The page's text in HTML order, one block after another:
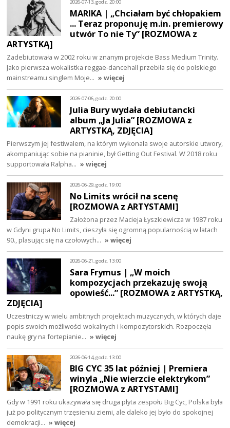
2026-07-13, godz. 20:00
MARIKA | „Chciałam być chłopakiem
... Teraz proponuję m.in. premierowy
utwór To nie Ty” [ROZMOWA z
ARTYSTKĄ]
Zadebiutowała w 2002 roku w znanym projekcie Bass Medium Trinity.
Jako pierwsza wokalistka reggae-dancehall przebiła się do polskiego
mainstreamu singlem Moje… » więcej
2026-07-06, godz. 20:00
Julia Bury wydała debiutancki
album „Ja Julia” [ROZMOWA z
ARTYSTKĄ, ZDJĘCIA]
Pierwszym jej festiwalem, na którym wykonała swoje autorskie utwory,
akompaniując sobie na pianinie, był Getting Out Festival. W 2018 roku
supportowała Ralpha… » więcej
2026-06-29, godz. 19:00
No Limits wrócił na scenę
[ROZMOWA z ARTYSTAMI]
Założona przez Macieja Łyszkiewicza w 1987 roku
w Gdyni grupa No Limits, cieszyła się ogromną popularnością w latach
90., plasując się na czołowych… » więcej
2026-06-21, godz. 13:00
Sara Frymus | „W moich
kompozycjach przekazuję swoją
opowieść...” [ROZMOWA z ARTYSTKĄ,
ZDJĘCIA]
Uczestniczy w wielu ambitnych projektach muzycznych, w których daje
popis swoich możliwości wokalnych i kompozytorskich. Rozpoczęła
naukę gry na fortepianie… » więcej
2026-06-14, godz. 13:00
BIG CYC 35 lat później | Premiera
winyla „Nie wierzcie elektrykom”
[ROZMOWA z ARTYSTAMI]
Gdy w 1991 roku ukazywała się druga płyta zespołu Big Cyc, Polska była
już po politycznym trzęsieniu ziemi, ale daleko jej było do spokojnej
demokracji… » więcej